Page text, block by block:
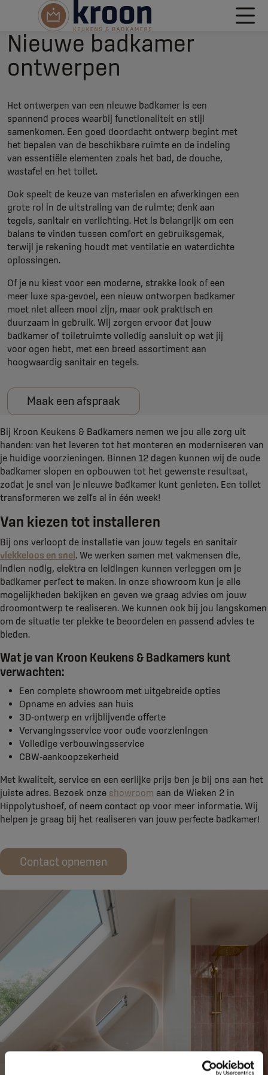
Nieuwe badkamer
ontwerpen
Het ontwerpen van een nieuwe badkamer is een
spannend proces waarbij functionaliteit en stijl
samenkomen. Een goed doordacht ontwerp begint met
het bepalen van de beschikbare ruimte en de indeling
van essentiële elementen zoals het bad, de douche,
wastafel en het toilet.
Ook speelt de keuze van materialen en afwerkingen een
grote rol in de uitstraling van de ruimte; denk aan
tegels, sanitair en verlichting. Het is belangrijk om een
balans te vinden tussen comfort en gebruiksgemak,
terwijl je rekening houdt met ventilatie en waterdichte
oplossingen.
Of je nu kiest voor een moderne, strakke look of een
meer luxe spa-gevoel, een nieuw ontworpen badkamer
moet niet alleen mooi zijn, maar ook praktisch en
duurzaam in gebruik. Wij zorgen ervoor dat jouw
badkamer of toiletruimte volledig aansluit op wat jij
voor ogen hebt, met een breed assortiment aan
hoogwaardig sanitair en tegels.
Maak een afspraak
Bij Kroon Keukens & Badkamers nemen we jou alle zorg uit
handen: van het leveren tot het monteren en moderniseren van
je huidige voorzieningen. Binnen 12 dagen kunnen wij de oude
badkamer slopen en opbouwen tot het gewenste resultaat,
zodat je snel van je nieuwe badkamer kunt genieten. Een toilet
transformeren we zelfs al in één week!
Van kiezen tot installeren
Bij ons verloopt de installatie van jouw tegels en sanitair
vlekkeloos en snel . We werken samen met vakmensen die,
indien nodig, elektra en leidingen kunnen verleggen om je
badkamer perfect te maken. In onze showroom kun je alle
mogelijkheden bekijken en geven we graag advies om jouw
droomontwerp te realiseren. We kunnen ook bij jou langskomen
om de situatie ter plekke te beoordelen en passend advies te
bieden.
Wat je van Kroon Keukens & Badkamers kunt
verwachten:
Een complete showroom met uitgebreide opties
Opname en advies aan huis
3D-ontwerp en vrijblijvende offerte
Vervangingsservice voor oude voorzieningen
Volledige verbouwingsservice
CBW-aankoopzekerheid
Met kwaliteit, service en een eerlijke prijs ben je bij ons aan het
juiste adres. Bezoek onze showroom aan de Wieken 2 in
Hippolytushoef, of neem contact op voor meer informatie. Wij
helpen je graag bij het realiseren van jouw perfecte badkamer!
Contact opnemen